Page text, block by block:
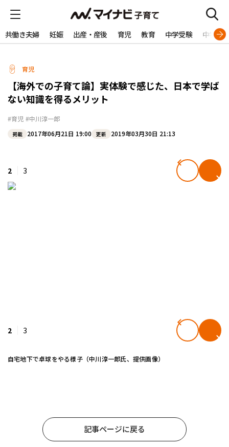
共働き夫婦 妊娠 出産・産後 育児 教育 中学受験 中学生
育児
【海外での子育て論】実体験で感じた、日本で学ば
ない知識を得るメリット
#育児 #中川淳一郎
掲載 2017年06月21日 19:00 更新 2019年03月30日 21:13
2 3
2 3
自宅地下で卓球をやる様子（中川淳一郎氏、提供画像）
記事ページに戻る